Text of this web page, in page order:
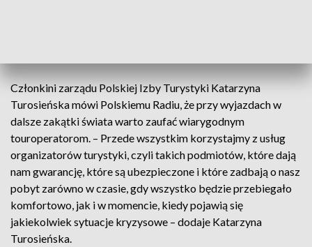
Członkini zarządu Polskiej Izby Turystyki Katarzyna
Turosieńska mówi Polskiemu Radiu, że przy wyjazdach w
dalsze zakątki świata warto zaufać wiarygodnym
touroperatorom. – Przede wszystkim korzystajmy z usług
organizatorów turystyki, czyli takich podmiotów, które dają
nam gwarancję, które są ubezpieczone i które zadbają o nasz
pobyt zarówno w czasie, gdy wszystko będzie przebiegało
komfortowo, jak i w momencie, kiedy pojawią się
jakiekolwiek sytuacje kryzysowe – dodaje Katarzyna
Turosieńska.